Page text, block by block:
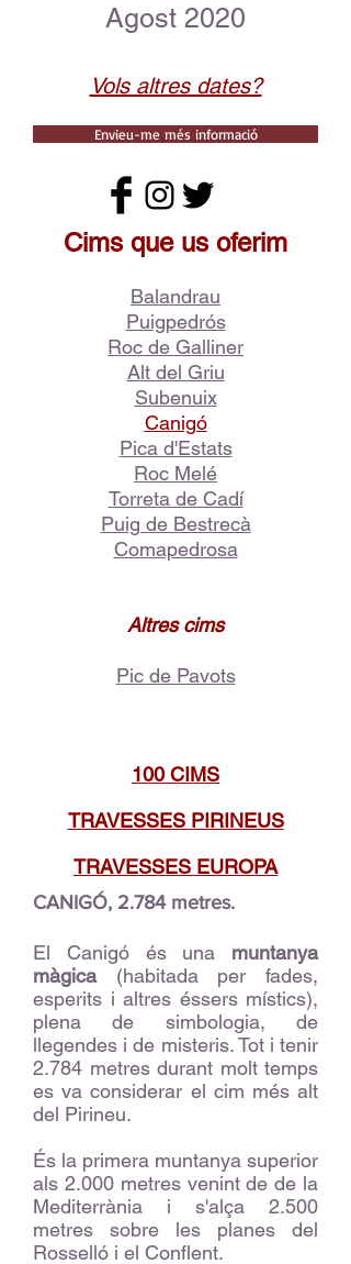
Agost 2020
Vols altres dates?
Envieu-me més informació
Cims que us oferim
Balandrau
Puigpedrós
Roc de Galliner
Alt del Griu
Subenuix
Canigó
Pica d'Estats
Roc Melé
Torreta de Cadí
Puig de Bestrecà
Comapedrosa
Altres cims
Pic de Pavots
100 CIMS
TRAVESSES PIRINEUS
TRAVESSES EUROPA
CANIGÓ, 2.784 metres.
El Canigó és una muntanya
màgica(habitada per fades,
esperits i altres éssers místics),
plena de simbologia, de
llegendes i de misteris. Tot i tenir
2.784 metres durant molt temps
es va considerar el cim més alt
del Pirineu.
És la primera muntanya superior
als 2.000 metres venint de de la
Mediterrània i s'alça 2.500
metres sobre les planes del
Rosselló i el Conflent.